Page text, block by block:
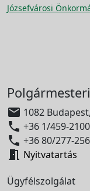
Józsefvárosi
 1082
 +36 1/459-
 +36 80/277-
 Nyitvatartás
Ügyfélszolgálat